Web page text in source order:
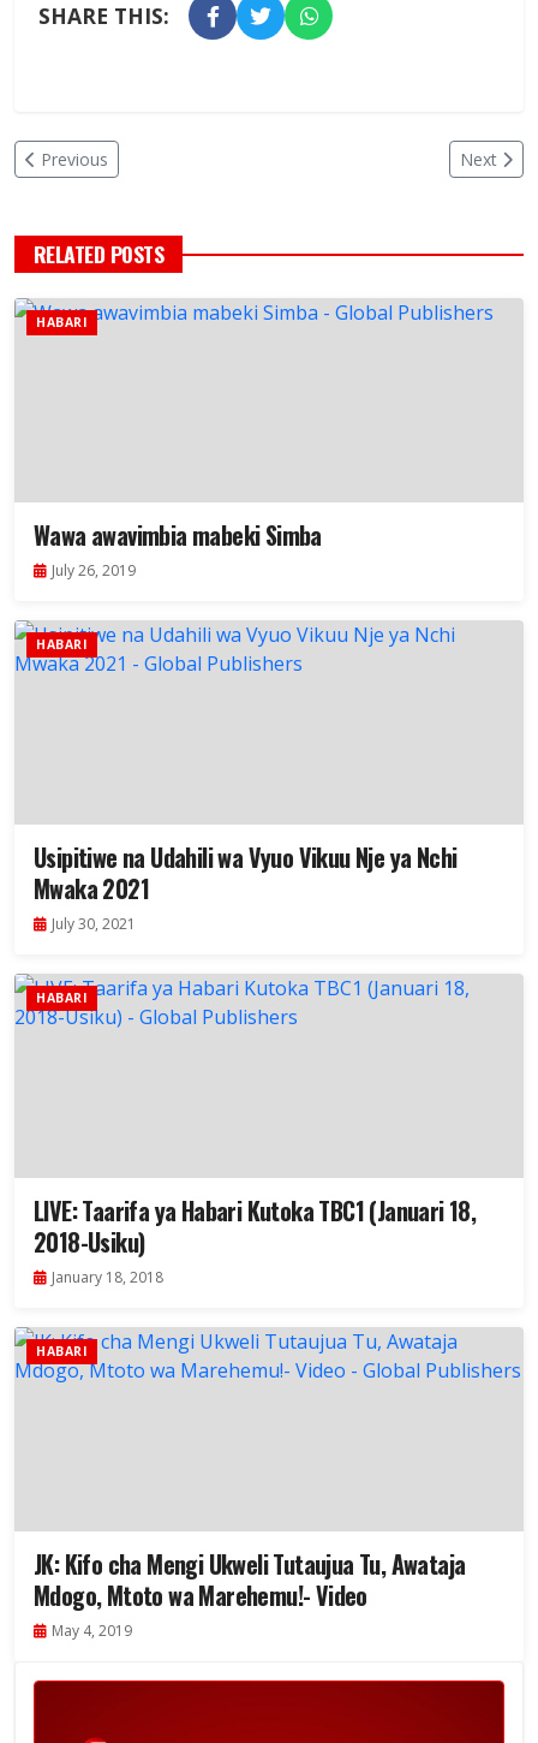
SHARE THIS:
Previous Next
RELATED POSTS
HABARI
Wawa awavimbia mabeki Simba
July 26, 2019
HABARI
Usipitiwe na Udahili wa Vyuo Vikuu Nje ya Nchi
Mwaka 2021
July 30, 2021
HABARI
LIVE: Taarifa ya Habari Kutoka TBC1 (Januari 18,
2018-Usiku)
January 18, 2018
HABARI
JK: Kifo cha Mengi Ukweli Tutaujua Tu, Awataja
Mdogo, Mtoto wa Marehemu!- Video
May 4, 2019